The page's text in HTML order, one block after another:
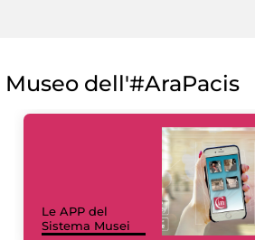
Museo dell'#AraPacis
Le APP del
Sistema Musei